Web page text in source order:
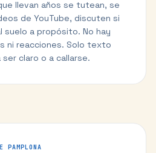
llevan años se tutean, se
de YouTube, discuten si
a propósito. No hay
ni reacciones. Solo texto
claro o a callarse.
PAMPLONA